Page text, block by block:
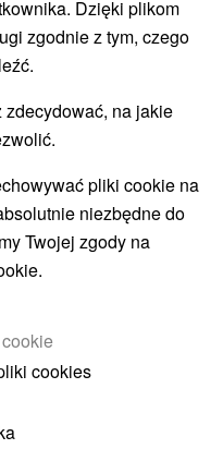
7.01''
Dzięki plikom
zgodnie z tym, czego
na jakie
pliki cookie na
niezbędne do
Twojej zgody na
cookies